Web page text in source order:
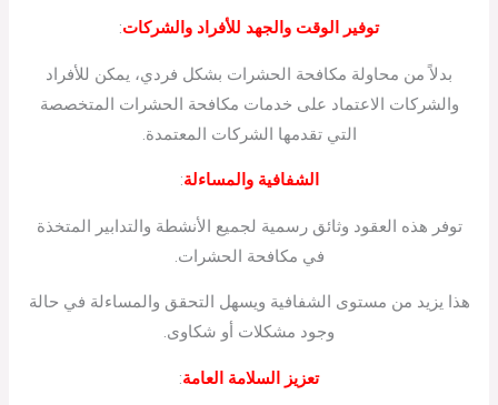
توفير الوقت والجهد للأفراد والشركات:
بدلاً من محاولة مكافحة الحشرات بشكل فردي، يمكن للأفراد
والشركات الاعتماد على خدمات مكافحة الحشرات المتخصصة
التي تقدمها الشركات المعتمدة.
الشفافية والمساءلة:
توفر هذه العقود وثائق رسمية لجميع الأنشطة والتدابير المتخذة
في مكافحة الحشرات.
هذا يزيد من مستوى الشفافية ويسهل التحقق والمساءلة في حالة
وجود مشكلات أو شكاوى.
تعزيز السلامة العامة: